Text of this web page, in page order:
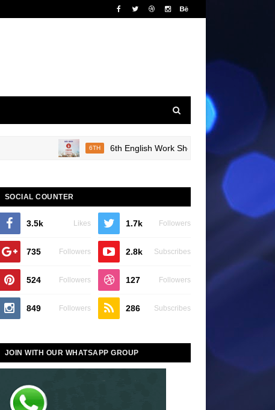
6TH 6th English Work Sheet 20 Bridge Course Book
SOCIAL COUNTER
3.5k Likes 1.7k Followers
735 Followers 2.8k Subscribes
524 Followers 127 Followers
849 Followers 286 Subscribes
JOIN WITH OUR WHATSAPP GROUP